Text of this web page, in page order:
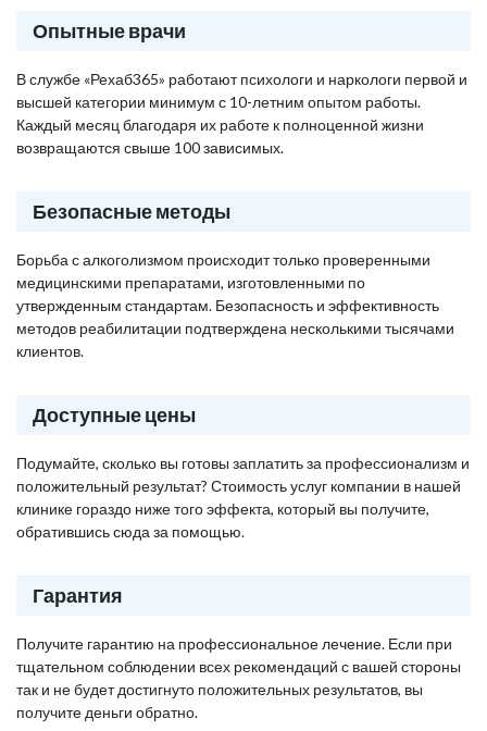
Опытные врачи
В службе «Рехаб365» работают психологи и наркологи первой и
высшей категории минимум с 10-летним опытом работы.
Каждый месяц благодаря их работе к полноценной жизни
возвращаются свыше 100 зависимых.
Безопасные методы
Борьба с алкоголизмом происходит только проверенными
медицинскими препаратами, изготовленными по
утвержденным стандартам. Безопасность и эффективность
методов реабилитации подтверждена несколькими тысячами
клиентов.
Доступные цены
Подумайте, сколько вы готовы заплатить за профессионализм и
положительный результат? Стоимость услуг компании в нашей
клинике гораздо ниже того эффекта, который вы получите,
обратившись сюда за помощью.
Гарантия
Получите гарантию на профессиональное лечение. Если при
тщательном соблюдении всех рекомендаций с вашей стороны
так и не будет достигнуто положительных результатов, вы
получите деньги обратно.